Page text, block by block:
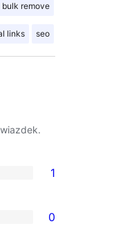
bulk remove
links seo
1
0